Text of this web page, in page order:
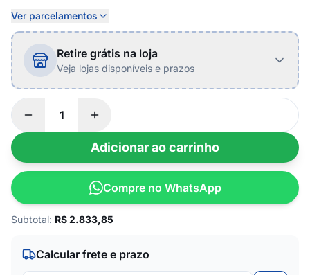
Ver parcelamentos
Retire grátis na loja
Veja lojas disponíveis e prazos
Adicionar ao carrinho
Compre no WhatsApp
Subtotal: R$2.833,85
Calcular frete e prazo